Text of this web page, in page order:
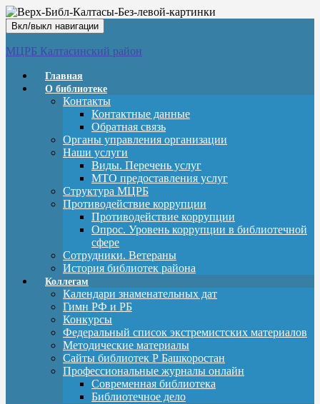
Вкл/выкл навигации
МЦРБ Калтасинский район
Главная
О библиотеке
Контакты
Контактные данные
Обратная связь
Органы управления организации
Наши услуги
Виды. Перечень услуг
МТО предоставления услуг
Структура МЦРБ
Противодействие коррупции
Противодействие коррупции
Опрос. Уровень коррупции в библиотечной
сфере
Сотрудники. Ветераны
История библиотек района
Коллегам
Календари знаменательных дат
Гимн РФ и РБ
Конкурсы
Федеральный список экстремистских материалов
Методические материалы
Сайты библиотек Р Башкоростан
Профессиональные журналы онлайн
Современная библиотека
Библиотечное дело